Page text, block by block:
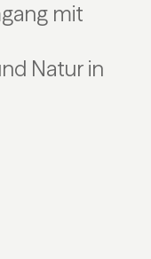
mit